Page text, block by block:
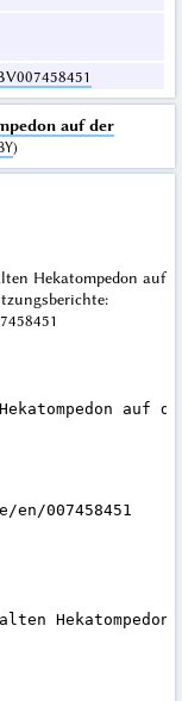
auf der
)
Hekatompedon auf
auf
007458451